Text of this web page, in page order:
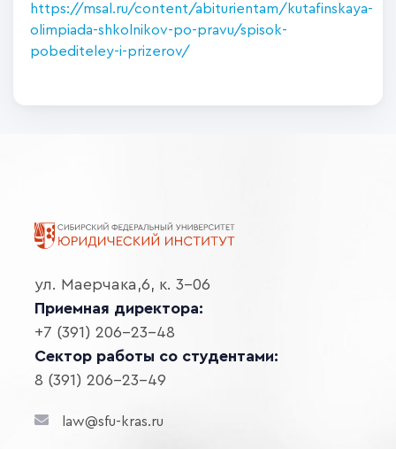
https://msal.ru/content/abiturientam/kutafinskaya-
olimpiada-shkolnikov-po-pravu/spisok-
pobediteley-i-prizerov/
ул. Маерчака,6, к. 3-06
Приемная директора:
+7 (391) 206-23-48
Сектор работы со студентами:
8 (391) 206-23-49
law@sfu-kras.ru